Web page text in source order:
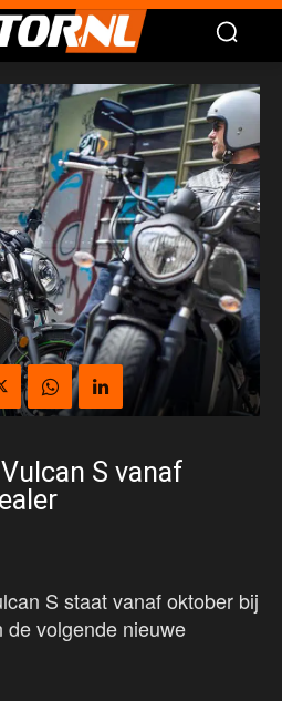
S vanaf
S staat vanaf oktober bij
volgende nieuwe